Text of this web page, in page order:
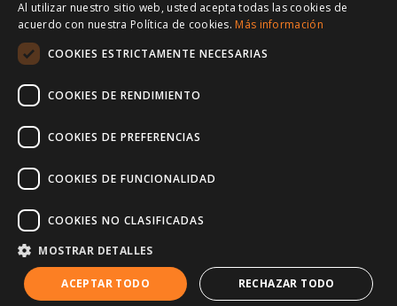
Copyright 2022 INOV es una correduría de seguros
Portugal. Disfruta de los mejores seguros de salud,
y en Portugal. Te atendemos siempre en tu idioma |
Al utilizar nuestro sitio web, usted acepta todas las cookies de
acuerdo con nuestra Política de cookies. Más información
COOKIES ESTRICTAMENTE NECESARIAS
COOKIES DE RENDIMIENTO
COOKIES DE PREFERENCIAS
COOKIES DE FUNCIONALIDAD
COOKIES NO CLASIFICADAS
MOSTRAR DETALLES
ACEPTAR TODO RECHAZAR TODO